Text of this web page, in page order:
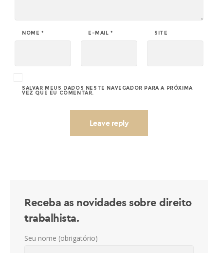
NOME * E-MAIL* SITE
SALVAR MEUS DADOS NESTE NAVEGADOR PARA A PRÓXIMA
VEZ QUE EU COMENTAR.
Receba as novidades sobre direito
trabalhista.
Seu nome (obrigatório)